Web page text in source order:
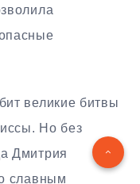
великие битвы
Но без
Дмитрия
славным